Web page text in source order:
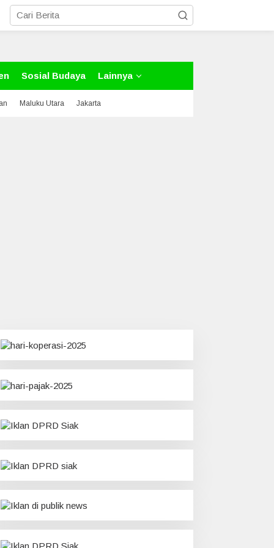
Sosial Budaya Lainnya
Maluku Utara Jakarta